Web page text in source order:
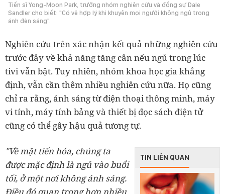
Tiến sĩ Yong-Moon Park, trưởng nhóm nghiên cứu và đồng sự Dale
Sandler cho biết: "Có vẻ hợp lý khi khuyên mọi người không ngủ trong
ánh đèn sáng".
Nghiên cứu trên xác nhận kết quả những nghiên cứu
trước đây về khả năng tăng cân nếu ngủ trong lúc
tivi vẫn bật. Tuy nhiên, nhóm khoa học gia khẳng
định, vẫn cần thêm nhiều nghiên cứu nữa. Họ cũng
chỉ ra rằng, ánh sáng từ điện thoại thông minh, máy
vi tính, máy tính bảng và thiết bị đọc sách điện tử
cũng có thể gây hậu quả tương tự.
TIN LIÊN QUAN
"Về mặt tiến hóa, chúng ta
được mặc định là ngủ vào buổi
tối, ở một nơi không ánh sáng.
Điều đó quan trọng hơn nhiều